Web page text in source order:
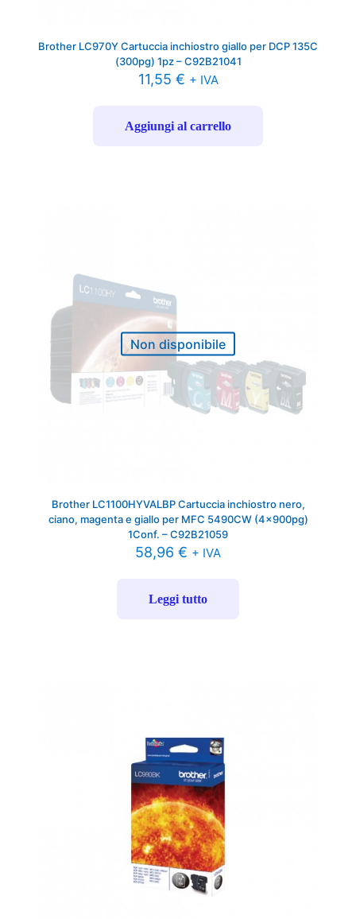
Brother LC970Y Cartuccia inchiostro giallo per DCP 135C
(300pg) 1pz – C92B21041
11,55 € + IVA
Aggiungi al carrello
Non disponibile
Brother LC1100HYVALBP Cartuccia inchiostro nero,
ciano, magenta e giallo per MFC 5490CW (4x900pg)
1Conf. – C92B21059
58,96 € + IVA
Leggi tutto